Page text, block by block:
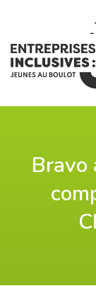
content
Bravo